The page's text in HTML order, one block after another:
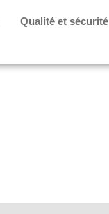
Qualité et sécurité